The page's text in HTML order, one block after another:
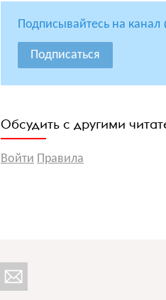
Подписывайтесь на канал
Подписаться
Обсудить с другими
Войти Правила